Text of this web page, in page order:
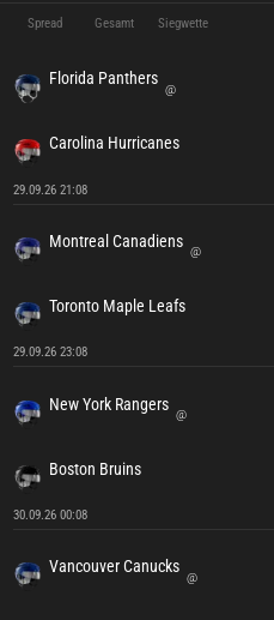
Spread Gesamt Siegwette
Florida Panthers
@
Carolina Hurricanes
29.09.26 21:08
Montreal Canadiens
@
Toronto Maple Leafs
29.09.26 23:08
New York Rangers
@
Boston Bruins
30.09.26 00:08
Vancouver Canucks
@